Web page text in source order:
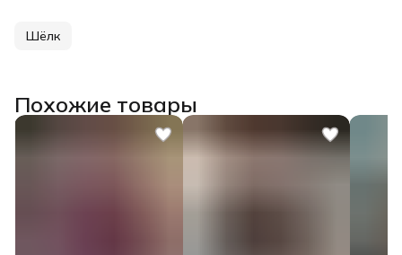
Шёлк
Похожие товары